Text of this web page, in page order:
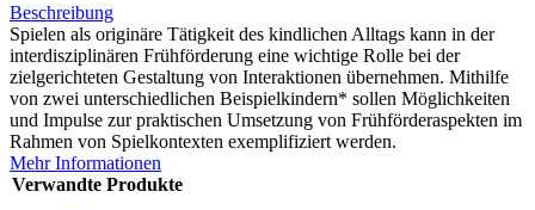
Beschreibung
Spielen als originäre Tätigkeit des kindlichen Alltags kann in der
interdisziplinären Frühförderung eine wichtige Rolle bei der
zielgerichteten Gestaltung von Interaktionen übernehmen. Mithilfe
von zwei unterschiedlichen Beispielkindern* sollen Möglichkeiten
und Impulse zur praktischen Umsetzung von Frühförderaspekten im
Rahmen von Spielkontexten exemplifiziert werden.
Mehr Informationen
Verwandte Produkte